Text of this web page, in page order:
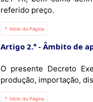
referido preço.
⇡ Início da Página
Artigo 2.° Âmbito de
O presente Decreto
produção, importação,
⇡ Início da Página